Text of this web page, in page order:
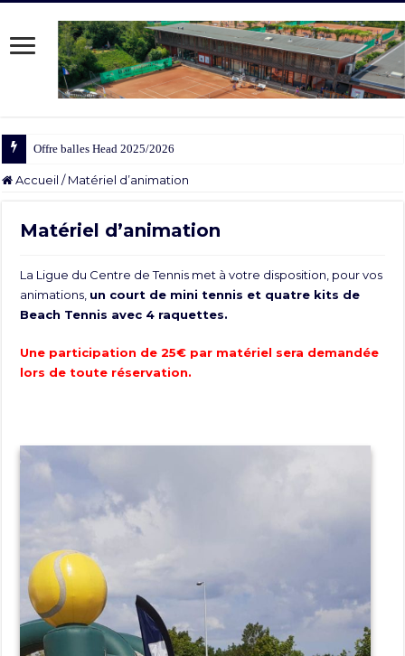
Offre balles Head 2025/2026
Accueil / Matériel d’animation
Matériel d’animation
La Ligue du Centre de Tennis met à votre disposition, pour vos
animations, un court de mini tennis et quatre kits de
Beach Tennis avec 4 raquettes.
Une participation de 25€ par matériel sera demandée
lors de toute réservation.